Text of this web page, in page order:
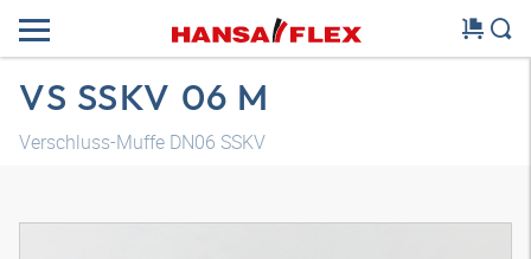
VS SSKV 06 M
Verschluss-Muffe DN06 SSKV